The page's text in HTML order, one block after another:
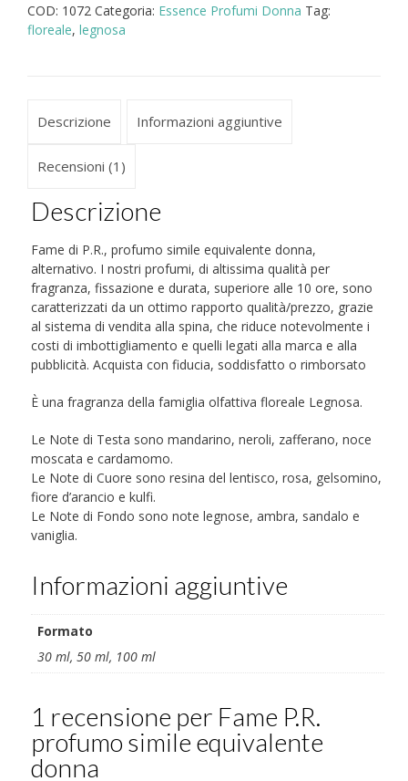
equivalente
donna
COD: 1072 Categoria: Essence Profumi Donna Tag:
floreale, legnosa
Descrizione Informazioni aggiuntive
Recensioni (1)
Descrizione
Fame di P.R., profumo simile equivalente donna,
alternativo. I nostri profumi, di altissima qualità per
fragranza, fissazione e durata, superiore alle 10 ore, sono
caratterizzati da un ottimo rapporto qualità/prezzo, grazie
al sistema di vendita alla spina, che riduce notevolmente i
costi di imbottigliamento e quelli legati alla marca e alla
pubblicità. Acquista con fiducia, soddisfatto o rimborsato
È una fragranza della famiglia olfattiva floreale Legnosa.
Le Note di Testa sono mandarino, neroli, zafferano, noce
moscata e cardamomo.
Le Note di Cuore sono resina del lentisco, rosa, gelsomino,
fiore d’arancio e kulfi.
Le Note di Fondo sono note legnose, ambra, sandalo e
vaniglia.
Informazioni aggiuntive
Formato
30 ml, 50 ml, 100 ml
1 recensione per Fame P.R.
profumo simile equivalente
donna